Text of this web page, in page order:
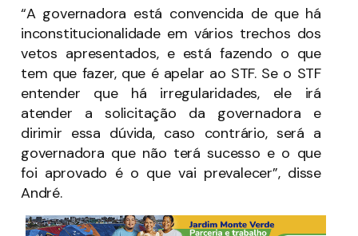
“A governadora está convencida de que há
inconstitucionalidade em vários trechos dos
vetos apresentados, e está fazendo o que
tem que fazer, que é apelar ao STF. Se o STF
entender que há irregularidades, ele irá
atender a solicitação da governadora e
dirimir essa dúvida, caso contrário, será a
governadora que não terá sucesso e o que
foi aprovado é o que vai prevalecer”, disse
André.